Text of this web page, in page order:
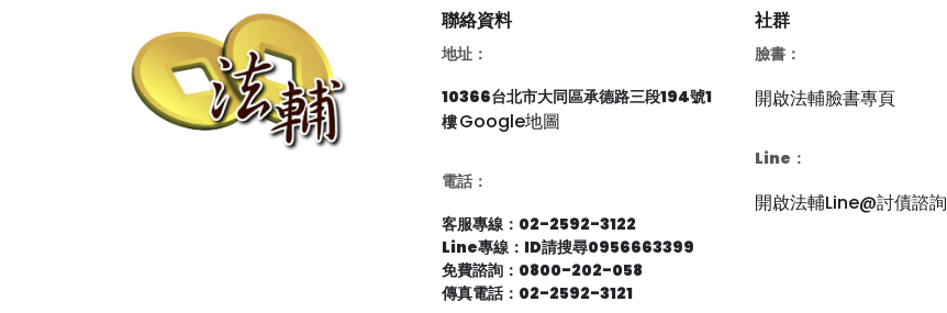
聯絡資料
地址：
10366台北市大同區承德路三段194號1
樓Google地圖
電話：
客服專線：02-2592-3122
Line專線：ID請搜尋0956663399
免費諮詢：0800-202-058
傳真電話：02-2592-3121
社群
臉書：
開啟法輔臉書專頁
Line：
開啟法輔Line@討債諮詢